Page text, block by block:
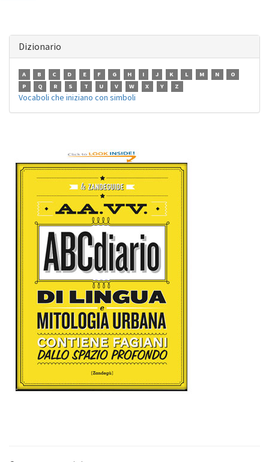
Dizionario
A B C D E F G H I J K L M N
O
P
Q R S T U V W X Y Z
Vocaboli che iniziano con simboli